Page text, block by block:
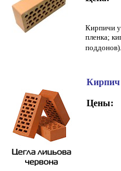
Кирпичи
пленка;
Кирпич
Цены: